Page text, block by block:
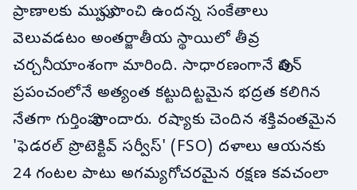
ప్రాణాలకు ముప్పు పొంచి ఉందన్న సంకేతాలు
వెలువడటం అంతర్జాతీయ స్థాయిలో తీవ్ర
చర్చనీయాంశంగా మారింది. సాధారణంగానే పుతిన్
ప్రపంచంలోనే అత్యంత కట్టుదిట్టమైన భద్రత కలిగిన
నేతగా గుర్తింపు పొందారు. రష్యాకు చెందిన శక్తివంతమైన
'ఫెడరల్ ప్రొటెక్టివ్ సర్వీస్' (FSO) దళాలు ఆయనకు
24 గంటల పాటు అగమ్యగోచరమైన రక్షణ కవచంలా